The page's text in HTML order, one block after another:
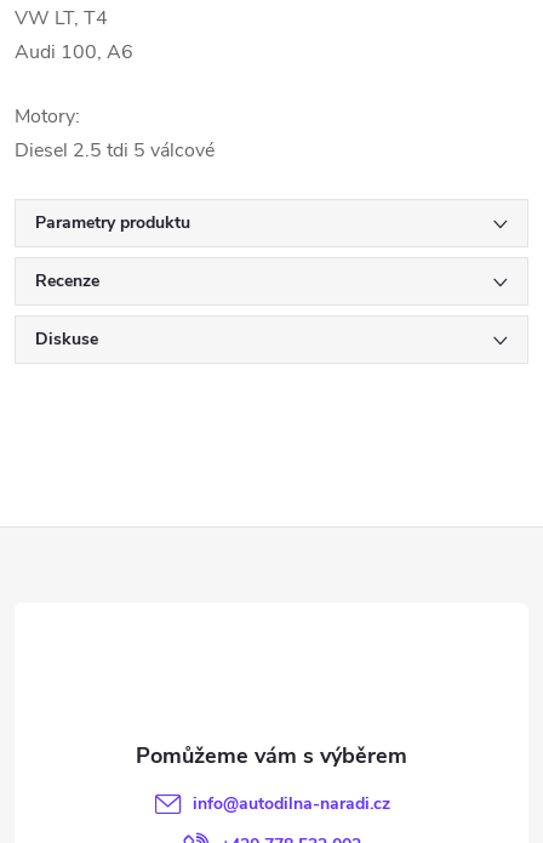
VW LT, T4
Audi 100, A6
Motory:
Diesel 2.5 tdi 5 válcové
Parametry produktu
Recenze
Diskuse
info@autodilna-naradi.cz